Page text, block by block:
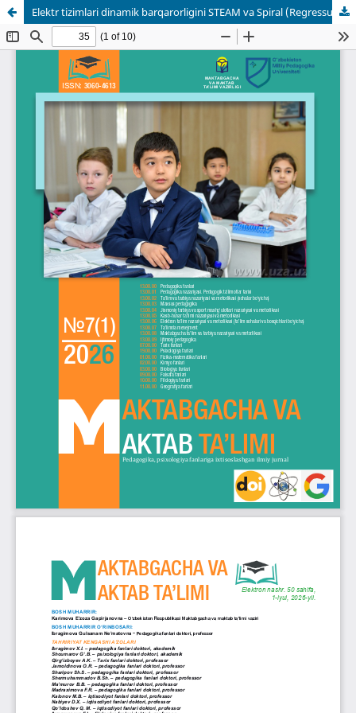
Elektr tizimlari dinamik barqarorligini STEAM va Spiral (Regressus, Progressus) metodlari asosida o‘qitish.